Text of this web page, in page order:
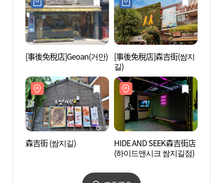
[事後免稅店]Geoan(거안) [事後免稅店]森吉街(쌈지
길)
森吉街 (쌈지길)
HIDE AND SEEK森吉街店
(하이드앤시크 쌈지길점)